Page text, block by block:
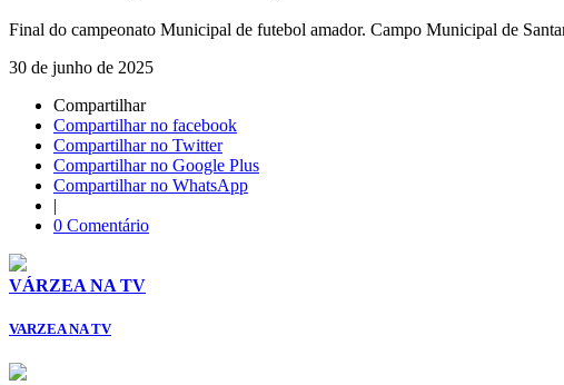
Final do campeonato Municipal de futebol amador. Campo Municipal de
30 de junho de 2025
Compartilhar
Compartilhar no facebook
Compartilhar no Twitter
Compartilhar no Google Plus
Compartilhar no WhatsApp
|
0 Comentário
VÁRZEA NA TV
VARZEA NA TV